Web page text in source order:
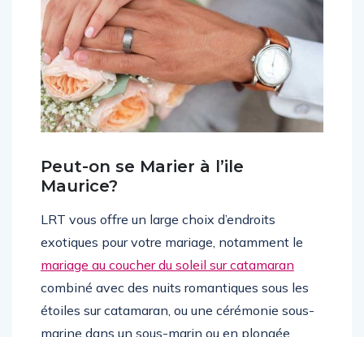
Peut-on se Marier à l’ile
Maurice?
LRT vous offre un large choix d’endroits
exotiques pour votre mariage, notamment le
mariage au coucher du soleil sur catamaran
combiné avec des nuits romantiques sous les
étoiles sur catamaran, ou une cérémonie sous-
marine dans un sous-marin ou en plongée